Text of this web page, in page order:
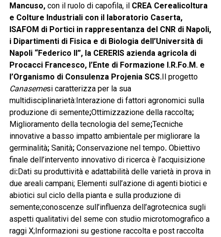
Mancuso,con il ruolo di capofila, il CREA Cerealicoltura
e Colture Industriali con il laboratorio Caserta,
ISAFOM di Portici in rappresentanza del CNR di Napoli,
i Dipartimenti di Fisica e di Biologia dell’Università di
Napoli “Federico II”, la CERERIS azienda agricola di
Procacci Francesco, l’Ente di Formazione I.R.Fo.M. e
l’Organismo di Consulenza Projenia SCS.Il progetto
Canasemesi caratterizza per la sua
multidisciplinarietà:Interazione di fattori agronomici sulla
produzione di semente;Ottimizzazione della raccolta;
Miglioramento della tecnologia del seme;Tecniche
innovative a basso impatto ambientale per migliorare la
germinalità; Sanità; Conservazione nel tempo. Obiettivo
finale dell’intervento innovativo di ricerca è l’acquisizione
di:Dati su produttività e adattabilità delle varietà in prova in
due areali campani; Elementi sull’azione di agenti biotici e
abiotici sul ciclo della pianta e sulla produzione di
semente;conoscenze sull’influenza dell’agrotecnica sugli
aspetti qualitativi del seme con studio microtomografico a
raggi X;Informazioni su gestione raccolta e post raccolta